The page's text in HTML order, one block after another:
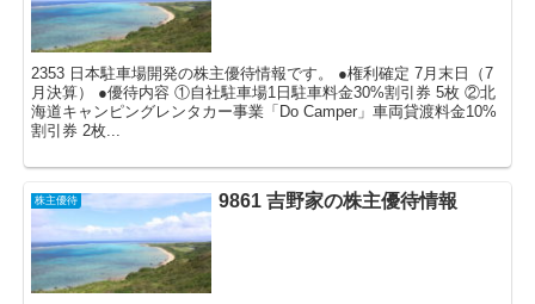
2353 日本駐車場開発の株主優待情報です。 ●権利確定 7月末日（7
月決算） ●優待内容 ①自社駐車場1日駐車料金30%割引券 5枚 ②北
海道キャンピングレンタカー事業「Do Camper」車両貸渡料金10%
割引券 2枚...
株主優待 9861 吉野家の株主優待情報